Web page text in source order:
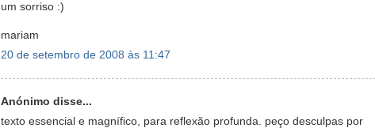
um sorriso :)
mariam
20 de setembro de 2008 às 11:47
Anónimo disse...
texto essencial e magnífico, para reflexão profunda. peço desculpas por